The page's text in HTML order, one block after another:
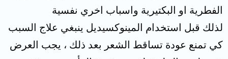
الفطرية او البكتيرية واسباب اخري نفسية
لذلك قبل استخدام المينوكسيديل ينبغي علاج السبب
كي تمنع عودة تساقط الشعر بعد ذلك ، يجب العرض